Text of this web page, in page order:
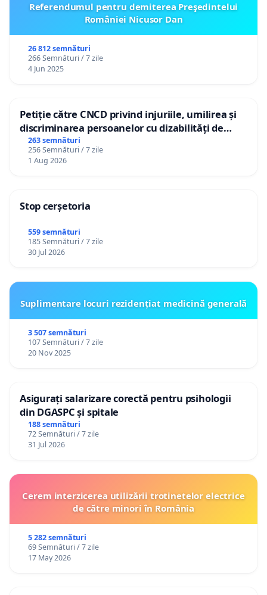
Referendumul pentru demiterea Preşedintelui
României Nicusor Dan
26 812 semnături
266 Semnături / 7 zile
4 Jun 2025
Petiție către CNCD privind injuriile, umilirea și
discriminarea persoanelor cu dizabilități de
către utilizatorul TikTok „Gorici”
263 semnături
256 Semnături / 7 zile
1 Aug 2026
Stop cerșetoria
559 semnături
185 Semnături / 7 zile
30 Jul 2026
Suplimentare locuri rezidențiat medicină generală
3 507 semnături
107 Semnături / 7 zile
20 Nov 2025
Asigurați salarizare corectă pentru psihologii
din DGASPC și spitale
188 semnături
72 Semnături / 7 zile
31 Jul 2026
Cerem interzicerea utilizării trotinetelor electrice
de către minori în România
5 282 semnături
69 Semnături / 7 zile
17 May 2026